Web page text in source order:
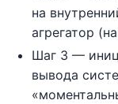
на
агрегатор
Шаг 3 —
вывода